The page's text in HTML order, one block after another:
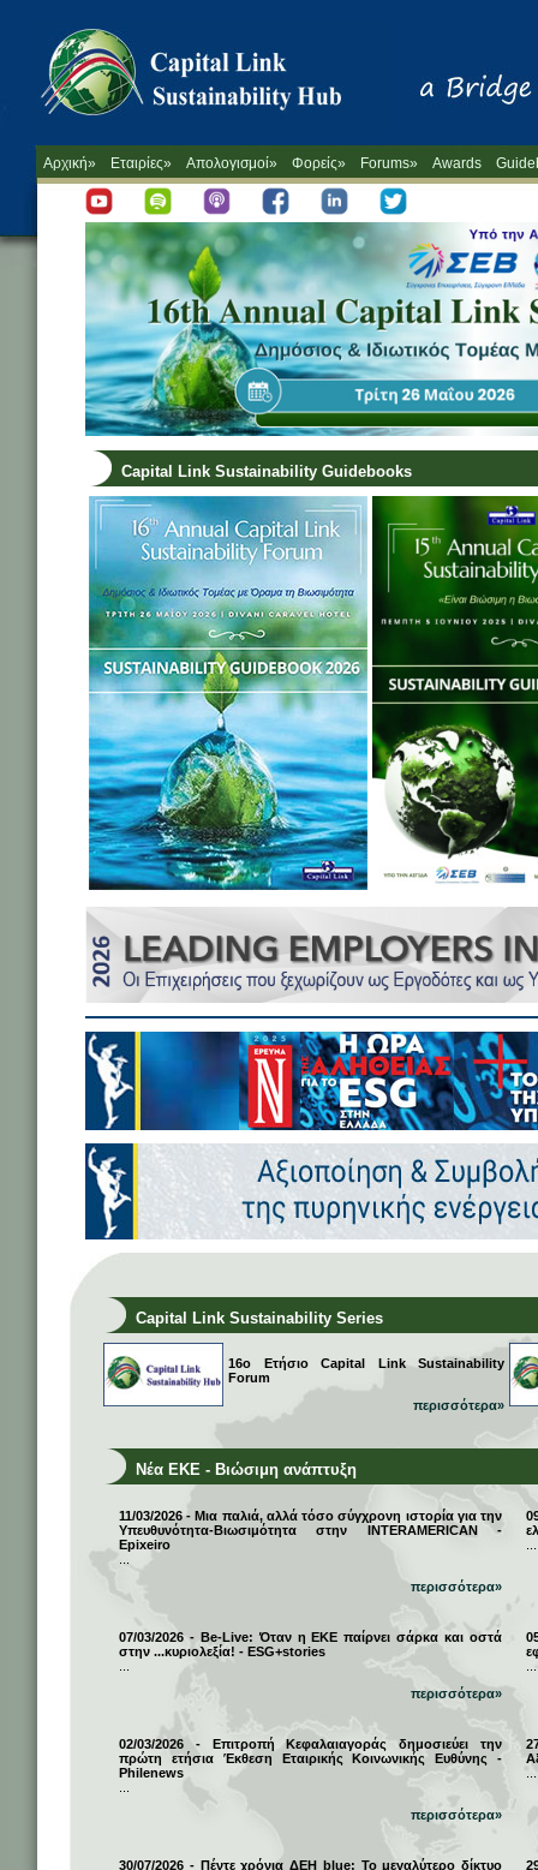
Αρχική» Εταιρίες» Απολογισμοί» Φορείς» Forums» Awards
Capital Link Sustainability Guidebooks
Capital Link Sustainability Series
16ο Ετήσιο Capital Link Sustainability
Forum
περισσότερα»
Νέα ΕΚΕ - Βιώσιμη ανάπτυξη
11/03/2026 - Μια παλιά, αλλά τόσο σύγχρονη ιστορία για την
Υπευθυνότητα-Βιωσιμότητα στην INTERAMERICAN -
Epixeiro
περισσότερα»
07/03/2026 - Be-Live: Όταν η ΕΚΕ παίρνει σάρκα και οστά
στην ...κυριολεξία! - ESG+stories
περισσότερα»
02/03/2026 - Επιτροπή Κεφαλαιαγοράς δημοσιεύει την
πρώτη ετήσια Έκθεση Εταιρικής Κοινωνικής Ευθύνης -
Philenews
περισσότερα»
30/07/2026 - Πέντε χρόνια ΔΕΗ blue: Το μεγαλύτερο δίκτυο